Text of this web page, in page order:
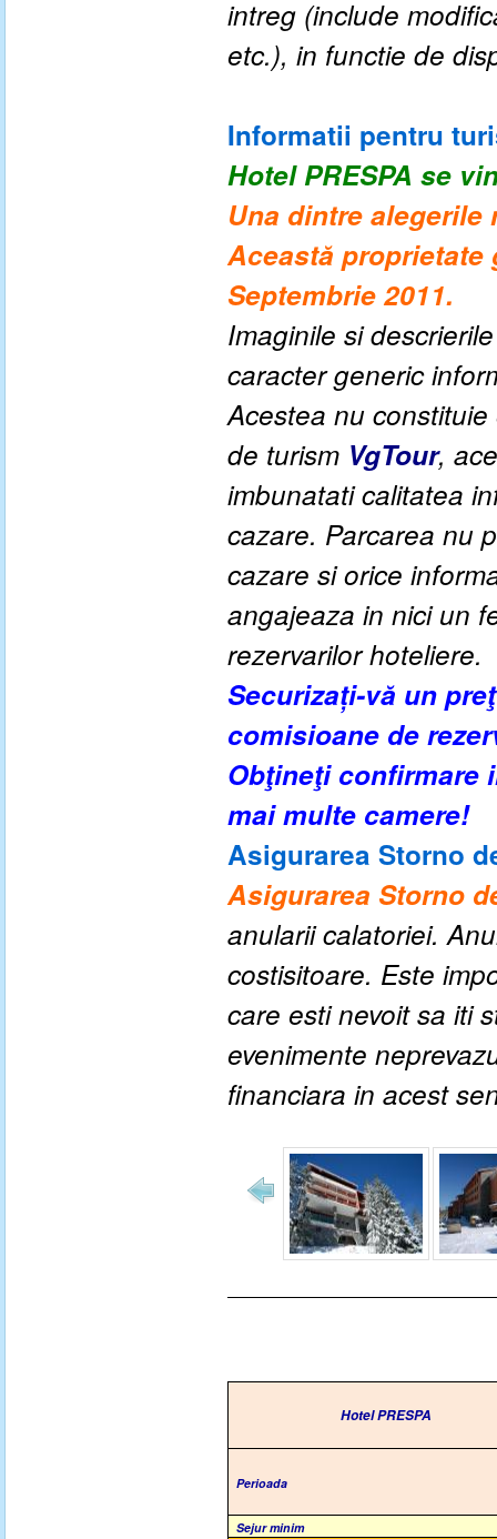
intreg (include
etc.), in functie de
Informatii pentru
Hotel PRESPA se
Una dintre alegerile
Această proprietate
Septembrie 2011.
Imaginile si
caracter generic
Acestea nu
de turism VgTour,
imbunatati calitatea
cazare. Parcarea nu
cazare si orice
angajeaza in nici un
rezervarilor hoteliere.
Securizați-vă un
comisioane de
Obţineţi confirmare
mai multe camere!
Asigurarea Storno
Asigurarea Storno
anularii calatoriei.
costisitoare. Este
care esti nevoit sa iti
evenimente
financiara in acest
Hotel PRESPA
Perioada
Sejur minim